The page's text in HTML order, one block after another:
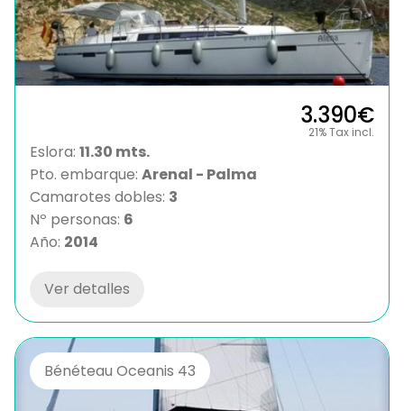
3.390€
21% Tax incl.
Eslora: 11.30 mts.
Pto. embarque: Arenal - Palma
Camarotes dobles: 3
Nº personas: 6
Año: 2014
Ver detalles
Bénéteau Oceanis 43